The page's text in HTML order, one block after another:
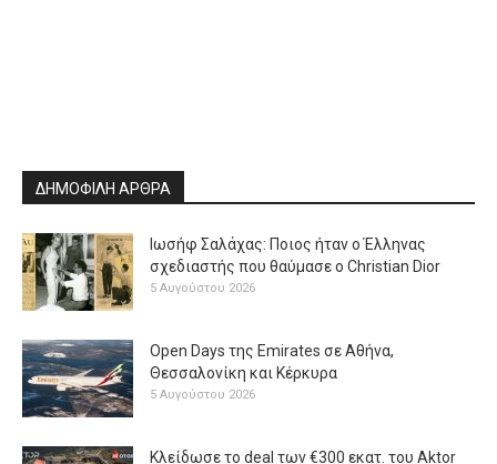
ΔΗΜΟΦΙΛΗ ΑΡΘΡΑ
Ιωσήφ Σαλάχας: Ποιος ήταν ο Έλληνας
σχεδιαστής που θαύμασε ο Christian Dior
5 Αυγούστου 2026
Open Days της Emirates σε Αθήνα,
Θεσσαλονίκη και Κέρκυρα
5 Αυγούστου 2026
Κλείδωσε το deal των €300 εκατ. του Aktor